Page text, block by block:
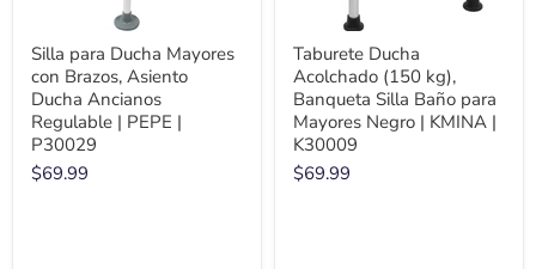
Silla para Ducha Mayores
con Brazos, Asiento
Ducha Ancianos
Regulable | PEPE |
P30029
$69.99
Taburete Ducha
Acolchado (150 kg),
Banqueta Silla Baño para
Mayores Negro | KMINA |
K30009
$69.99